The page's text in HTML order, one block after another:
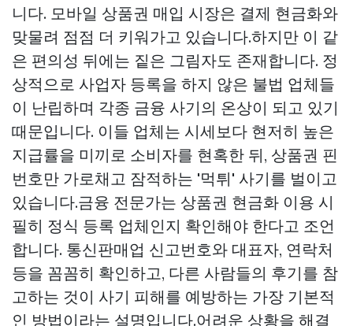
니다. 모바일 상품권 매입 시장은 결제 현금화와
맞물려 점점 더 키워가고 있습니다.하지만 이 같
은 편의성 뒤에는 짙은 그림자도 존재합니다. 정
상적으로 사업자 등록을 하지 않은 불법 업체들
이 난립하며 각종 금융 사기의 온상이 되고 있기
때문입니다. 이들 업체는 시세보다 현저히 높은
지급률을 미끼로 소비자를 현혹한 뒤, 상품권 핀
번호만 가로채고 잠적하는 '먹튀' 사기를 벌이고
있습니다.금융 전문가는 상품권 현금화 이용 시
필히 정식 등록 업체인지 확인해야 한다고 조언
합니다. 통신판매업 신고번호와 대표자, 연락처
등을 꼼꼼히 확인하고, 다른 사람들의 후기를 참
고하는 것이 사기 피해를 예방하는 가장 기본적
인 방법이라는 설명입니다.어려운 상황을 해결